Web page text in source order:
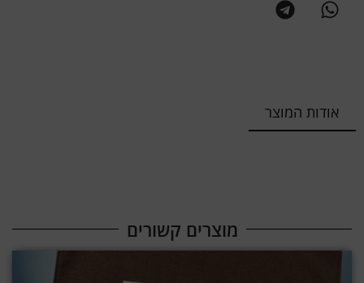
אודות המוצר
מוצרים קשורים​